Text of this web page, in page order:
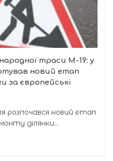
траси М-19: у
новий етап
за європейські
розпочався новий етап
ділянки...